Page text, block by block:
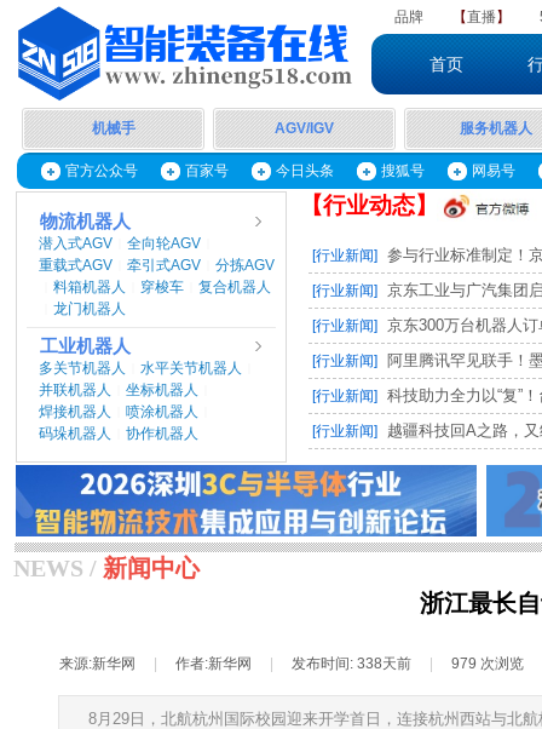
品牌 【直播】
首页
机械手 服务机器人
AGV/IGV
官方公众号 百家号 今日头条 搜狐号 网易号
【行业动态】
物流机器人
潜入式AGV 全向轮AGV
重载式AGV 牵引式AGV 分拣AGV
料箱机器人 穿梭车 复合机器人
龙门机器人
工业机器人
多关节机器人 水平关节机器人
并联机器人 坐标机器人
焊接机器人 喷涂机器人
码垛机器人 协作机器人
[行业新闻] 参与行业标准制定！
[行业新闻] 京东工业与广汽集团
[行业新闻] 京东300万台机器人
[行业新闻] 阿里腾讯罕见联手！
[行业新闻] 科技助力全力以“复”
[行业新闻] 越疆科技回A之路，
NEWS / 新闻中心
浙江最长
来源:新华网 作者:新华网 发布时间: 338天前 979 次浏览
8月29日，北航杭州国际校园迎来开学首日，连接杭州西站与北